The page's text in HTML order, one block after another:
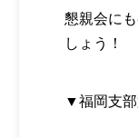
懇親会に
しょう！
▼福岡支部